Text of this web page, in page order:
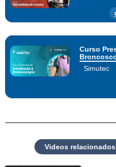
Curso
Simutec
Videos relacionados